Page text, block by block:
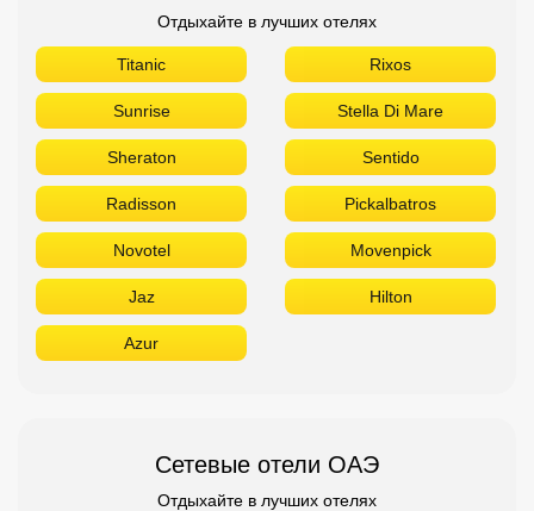
Отдыхайте в лучших отелях
Titanic Rixos
Sunrise Stella Di Mare
Sheraton Sentido
Radisson Pickalbatros
Novotel Movenpick
Jaz Hilton
Azur
Сетевые отели ОАЭ
Отдыхайте в лучших отелях